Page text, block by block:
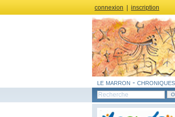
connexion inscription
le marron -